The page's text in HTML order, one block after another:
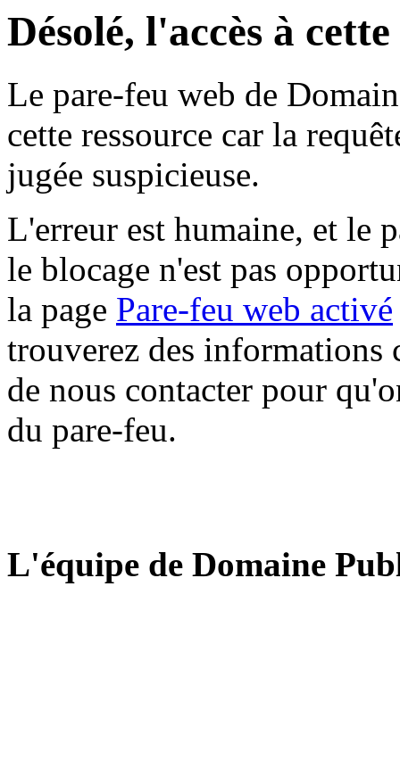
Désolé, l'accès à
Le pare-feu web de
cette ressource car la
jugée suspicieuse.
L'erreur est humaine, et le
le blocage n'est pas
la page Pare-feu web activé
trouverez des informations
de nous contacter pour
du pare-feu.
L'équipe de Domaine